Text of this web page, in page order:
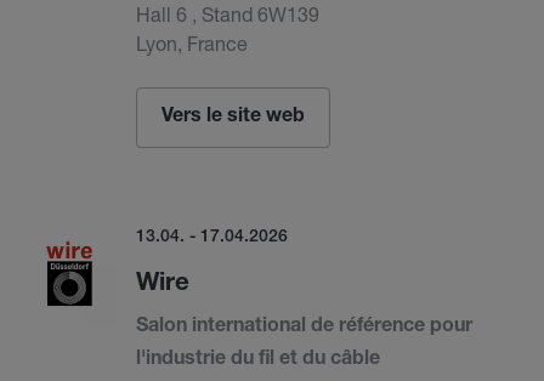
Hall 6 , Stand 6W139
Lyon, France
Vers le site web
13.04. - 17.04.2026
Wire
Salon international de référence pour
l'industrie du fil et du câble